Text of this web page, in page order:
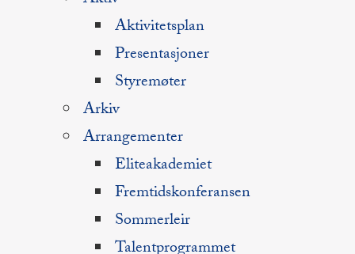
Aktivitetsplan
Presentasjoner
Styremøter
Arkiv
Arrangementer
Eliteakademiet
Fremtidskonferansen
Sommerleir